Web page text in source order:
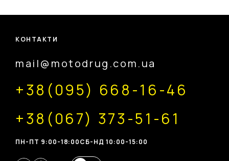
КОНТАКТИ
mail@motodrug.com.ua
+38(095) 668-16-46
+38(067) 373-51-61
ПН-ПТ 9:00-18:00CБ-НД 10:00-15:00